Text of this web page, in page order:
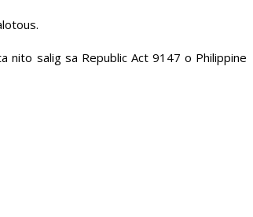
nito salig sa Republic Act 9147 o Philippine